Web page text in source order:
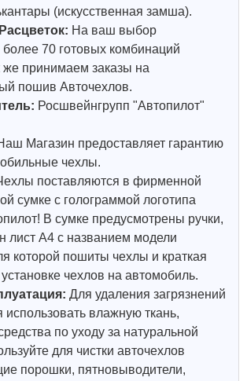
(искусственная замша).
На ваш выбор
70 готовых комбинаций
же принимаем заказы на
пошив Авточехлов.
Росшвейнгрупп "Автопилот"
Магазин предоставляет гарантию
чехлы.
поставляются в фирменной
сумке с голограммой логотипа
В сумке предусмотрены ручки,
лист А4 с названием модели
которой пошиты чехлы и краткая
чехлов на автомобиль.
Для удаления загрязнений
использовать влажную ткань,
по уходу за натуральной
для чистки авточехлов
порошки, пятновыводители,